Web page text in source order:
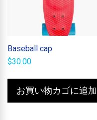
Baseball cap
$30.00
お買い物カゴに追加